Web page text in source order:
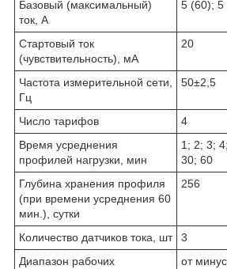
Базовый (максимальный)
ток, А
5 (60); 5
Стартовый ток
(чувствительность), мА
20
Частота измерительной сети,
Гц
50±2,5
Число тарифов
4
Время усреднения
профилей нагрузки, мин
1; 2; 3;
30; 60
Глубина хранения профиля
(при времени усреднения 60
мин.), сутки
256
Количество датчиков тока, шт
3
Диапазон рабочих
от